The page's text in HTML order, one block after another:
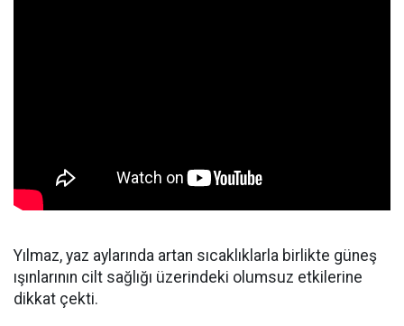
Yılmaz, yaz aylarında artan sıcaklıklarla birlikte güneş
ışınlarının cilt sağlığı üzerindeki olumsuz etkilerine
dikkat çekti.